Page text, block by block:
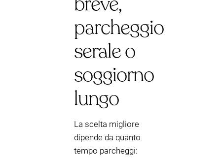
parcheggio
serale o
soggiorno
lungo
La scelta migliore
dipende da quanto
tempo parcheggi: